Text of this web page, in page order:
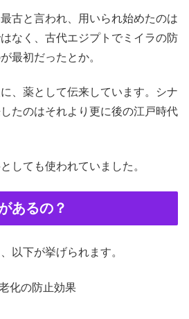
古と言われ、用いられ始めたのは
なく、古代エジプトでミイラの防
最初だったとか。
、薬として伝来しています。シナ
たのはそれより更に後の江戸時代
しても使われていました。
あるの？
以下が挙げられます。
化の防止効果